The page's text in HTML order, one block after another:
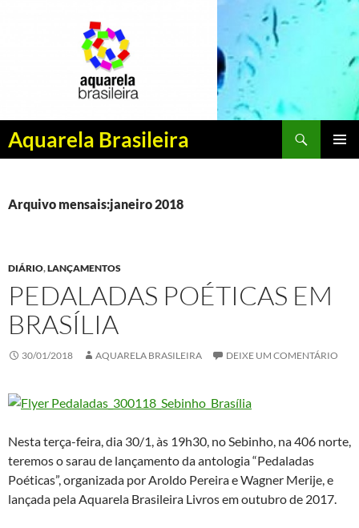
Aquarela Brasileira
Pesquisar
PULAR
CONTEÚDO
Arquivo mensais:janeiro 2018
DIÁRIO,LANÇAMENTOS
PEDALADAS POÉTICAS EM
BRASÍLIA
30/01/2018 AQUARELA BRASILEIRA DEIXE UM COMENTÁRIO
Nesta terça-feira, dia 30/1, às 19h30, no Sebinho, na 406 norte,
teremos o sarau de lançamento da antologia “Pedaladas
Poéticas”, organizada por Aroldo Pereira e Wagner Merije, e
lançada pela Aquarela Brasileira Livros em outubro de 2017.